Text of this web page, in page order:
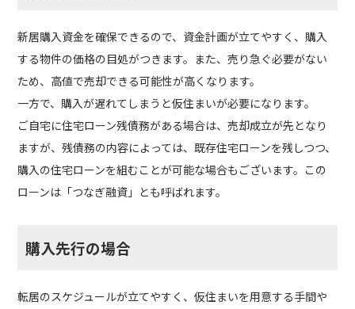
新居購入資金を確保できるので、資金計画が立てやすく、購入
する物件の価格の目処がつきます。また、売り急ぐ必要がない
ため、高値で売却できる可能性が高くなります。
一方で、購入が遅れてしまうと仮住まいが必要になります。
ご自宅に住宅ローン残債務がある場合は、売却成立が先となり
ますが、残債務の内容によっては、既存住宅ローンを残しつつ、
購入の住宅ローンを組むことが可能な場合もございます。この
ローンは「つなぎ融資」とも呼ばれます。
購入先行の場合
転居のスケジュールが立てやすく、仮住まいを用意する手間や